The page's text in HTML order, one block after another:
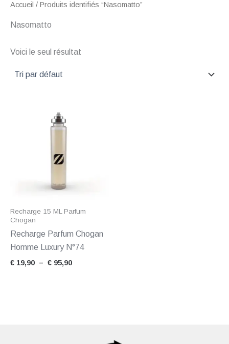
Accueil / Produits identifiés “Nasomatto”
Nasomatto
Voici le seul résultat
Recharge 15 ML Parfum
Chogan
Recharge Parfum Chogan
Homme Luxury N°74
€ 19,90 – € 95,90